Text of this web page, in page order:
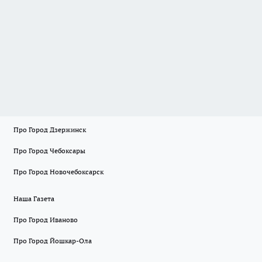
Про Город Дзержинск
Про Город Чебоксары
Про Город Новочебоксарск
Наша Газета
Про Город Иваново
Про Город Йошкар-Ола